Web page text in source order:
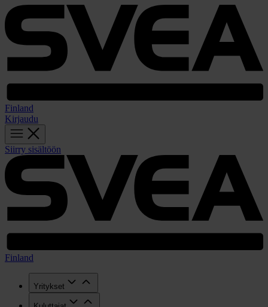
Finland
Kirjaudu
Siirry sisältöön
Finland
Yritykset